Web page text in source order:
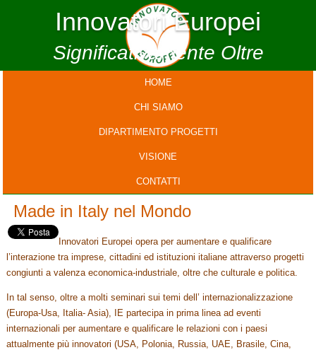
Innovatori Europei
Significativamente Oltre
HOME
CHI SIAMO
DIPARTIMENTO PROGETTI
VISIONE
CONTATTI
Made in Italy nel Mondo
Innovatori Europei opera per aumentare e qualificare
l’interazione tra imprese, cittadini ed istituzioni italiane attraverso progetti
congiunti a valenza economica-industriale, oltre che culturale e politica.
In tal senso, oltre a molti seminari sui temi dell’ internazionalizzazione
(Europa-Usa, Italia- Asia), IE partecipa in prima linea ad eventi
internazionali per aumentare e qualificare le relazioni con i paesi
attualmente più innovatori (USA, Polonia, Russia, UAE, Brasile, Cina,